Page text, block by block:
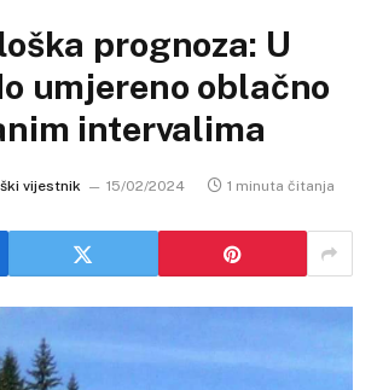
prognoza: U
umjereno oblačno
intervalima
vijestnik 15/02/2024 1 minuta čitanja